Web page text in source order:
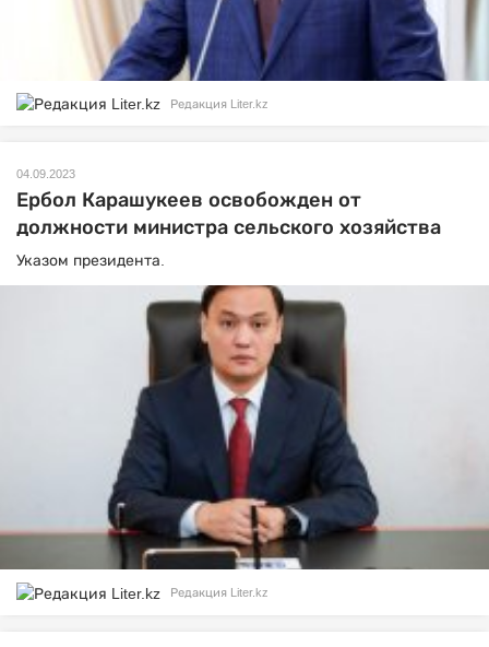
Редакция Liter.kz
04.09.2023
Ербол Карашукеев освобожден от
должности министра сельского хозяйства
Указом президента.
Редакция Liter.kz